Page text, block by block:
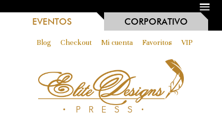
MENU
EVENTOS
CORPORATIVO
Blog Checkout Mi cuenta Favoritos VIP